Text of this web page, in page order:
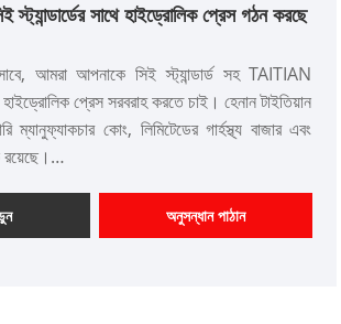
সাথে হাইড্রোলিক প্রেস গঠন করছে
আমরা আপনাকে সিই স্ট্যান্ডার্ড সহ TAITIAN
প্রেস সরবরাহ করতে চাই। হেনান টাইতিয়ান
ম্যানুফ্যাকচার কোং, লিমিটেডের গার্হস্থ্য বাজার এবং
রয়েছে।
অনুসন্ধান পাঠান